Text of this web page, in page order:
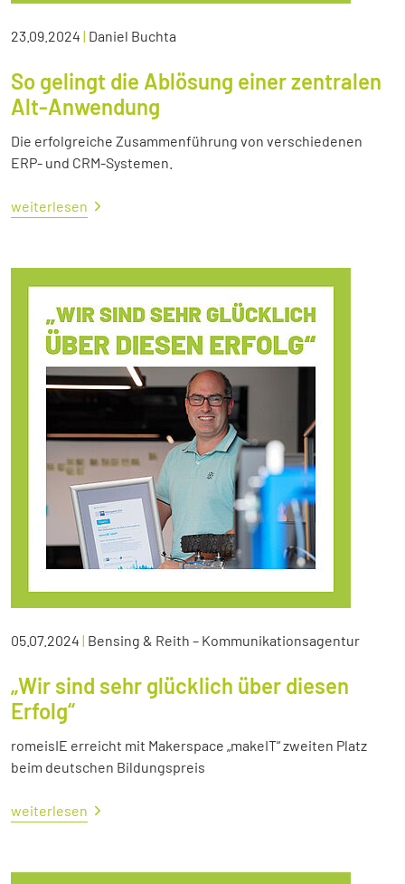
23.09.2024 | Daniel Buchta
So gelingt die Ablösung einer zentralen
Alt-Anwendung
Die erfolgreiche Zusammenführung von verschiedenen
ERP- und CRM-Systemen.
weiterlesen
05.07.2024 | Bensing & Reith – Kommunikationsagentur
„Wir sind sehr glücklich über diesen
Erfolg“
romeisIE erreicht mit Makerspace „makeIT“ zweiten Platz
beim deutschen Bildungspreis
weiterlesen